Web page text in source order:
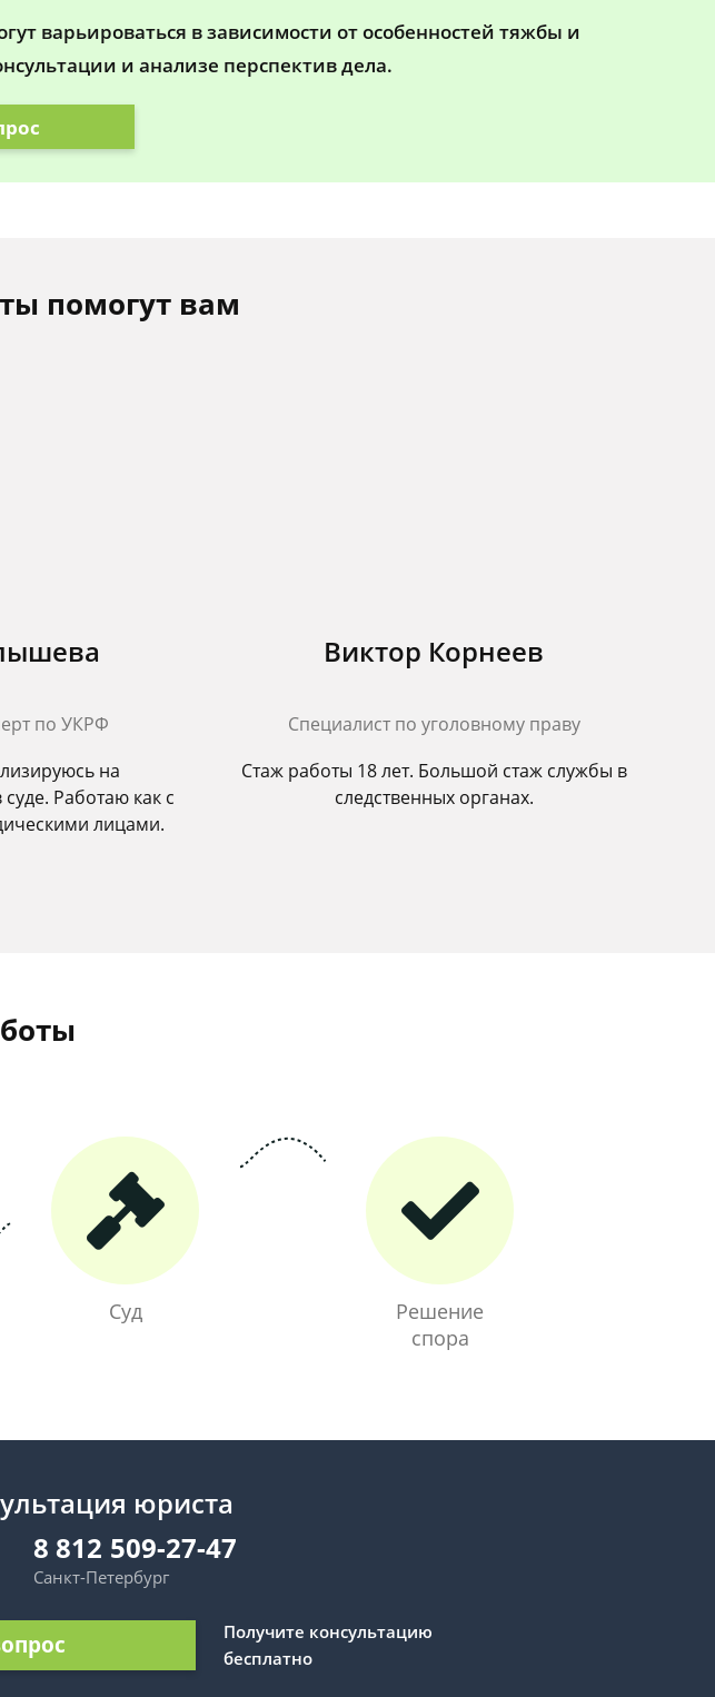
варьироваться в зависимости от особенностей тяжбы и
и анализе перспектив дела.
помогут вам
по УКРФ
на
Работаю как с
лицами.
Виктор Корнеев
Cпециалист по уголовному праву
Стаж работы 18 лет. Большой стаж службы в
следственных органах.
Суд
Решение
спора
юриста
8 812 509-27-47
Санкт-Петербург
Получите консультацию
бесплатно